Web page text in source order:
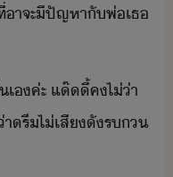
​าจะ​ีปัญหา​ั​พ่​เธ​
เ​ค่ะ​ ​แ​๊​ี้​ค​ไ่่า​
า​รี​ไ่​เสีั​ร​